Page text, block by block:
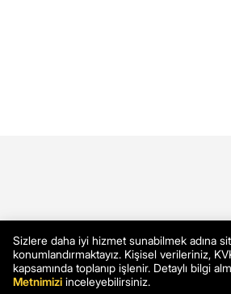
Sizlere daha iyi hizmet sunabilmek adına
konumlandırmaktayız. Kişisel verileriniz,
kapsamında toplanıp işlenir. Detaylı bilgi
Metnimizi inceleyebilirsiniz.